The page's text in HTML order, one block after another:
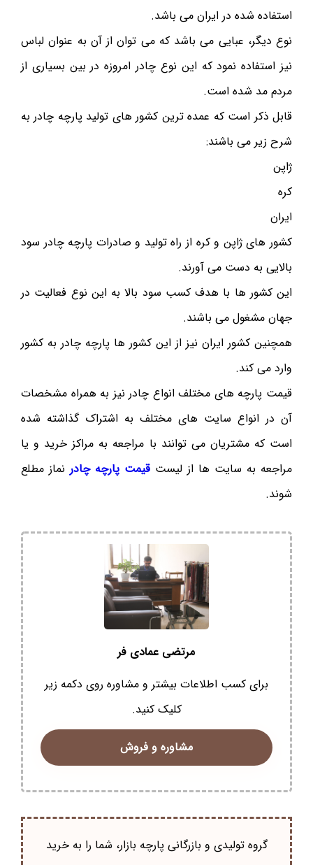
استفاده شده در ایران می باشد.
نوع دیگر، عبایی می باشد که می توان از آن به عنوان لباس
نیز استفاده نمود که این نوع چادر امروزه در بین بسیاری از
مردم مد شده است.
قابل ذکر است که عمده ترین کشور های تولید پارچه چادر به
شرح زیر می باشند:
ژاپن
کره
ایران
کشور های ژاپن و کره از راه تولید و صادرات پارچه چادر سود
بالایی به دست می آورند.
این کشور ها با هدف کسب سود بالا به این نوع فعالیت در
جهان مشغول می باشند.
همچنین کشور ایران نیز از این کشور ها پارچه چادر به کشور
وارد می کند.
قیمت پارچه های مختلف انواع چادر نیز به همراه مشخصات
آن در انواع سایت های مختلف به اشتراک گذاشته شده
است که مشتریان می توانند با مراجعه به مراکز خرید و یا
مراجعه به سایت ها از لیست قیمت پارچه چادر نماز مطلع
شوند.
مرتضی عمادی فر
برای کسب اطلاعات بیشتر و مشاوره روی دکمه زیر
کلیک کنید.
مشاوره و فروش
گروه تولیدی و بازرگانی پارچه بازار، شما را به خرید